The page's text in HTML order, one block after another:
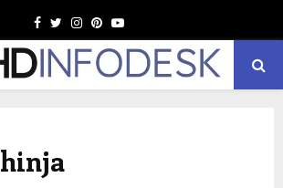
Facebook
TwitterInstagram
Pinterest
Youtube